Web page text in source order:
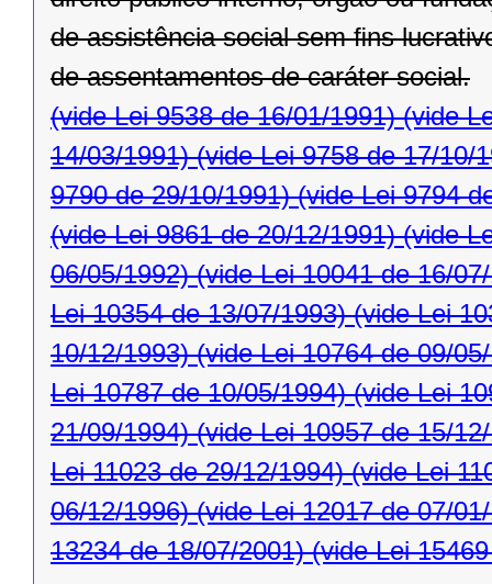
de assistência social sem ﬁns
de assentamentos de caráter social.
(vide Lei 9538 de 16/01/1991)(vide
14/03/1991)(vide Lei 9758 de 17/10/
9790 de 29/10/1991)(vide Lei 9794
(vide Lei 9861 de 20/12/1991)(vide
06/05/1992)(vide Lei 10041 de 16/
Lei 10354 de 13/07/1993)(vide Lei
10/12/1993)(vide Lei 10764 de 09/
Lei 10787 de 10/05/1994)(vide Lei
21/09/1994)(vide Lei 10957 de 15/
Lei 11023 de 29/12/1994)(vide Lei
06/12/1996)(vide Lei 12017 de 07/
13234 de 18/07/2001)(vide Lei